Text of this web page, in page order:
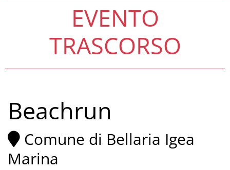
EVENTO
TRASCORSO
Beachrun
Comune di Bellaria Igea
Marina